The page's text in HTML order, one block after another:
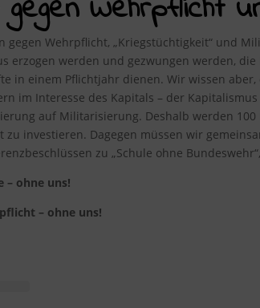
Wehrpflicht
gegen Wehrpflicht, „Kriegstüchtigkeit“ und
erzogen werden und gezwungen werden,
in einem Pflichtjahr dienen. Wir wissen
im Interesse des Kapitals – der
auf Militarisierung. Deshalb werden
zu investieren. Dagegen müssen wir
zu „Schule ohne
– ohne uns!
– ohne uns!